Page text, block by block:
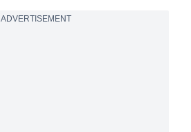
ADVERTISEMENT